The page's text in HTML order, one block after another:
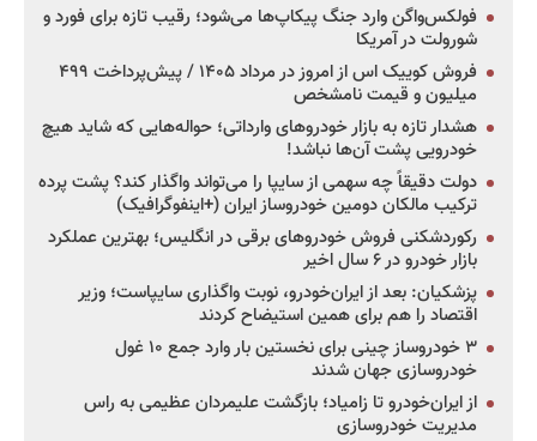
فولکس‌واگن وارد جنگ پیکاپ‌ها می‌شود؛ رقیب تازه برای فورد و
شورولت در آمریکا
فروش کوییک اس از امروز در مرداد ۱۴۰۵ / پیش‌پرداخت ۴۹۹
میلیون و قیمت نامشخص
هشدار تازه به بازار خودروهای وارداتی؛ حواله‌هایی که شاید هیچ
خودرویی پشت آن‌ها نباشد!
دولت دقیقاً چه سهمی از سایپا را می‌تواند واگذار کند؟ پشت پرده
ترکیب مالکان دومین خودروساز ایران (+اینفوگرافیک)
رکوردشکنی فروش خودروهای برقی در انگلیس؛ بهترین عملکرد
بازار خودرو در ۶ سال اخیر
پزشکیان: بعد از ایران‌خودرو، نوبت واگذاری سایپاست؛ وزیر
اقتصاد را هم برای همین استیضاح کردند
۳ خودروساز چینی برای نخستین بار وارد جمع ۱۰ غول
خودروسازی جهان شدند
از ایران‌خودرو تا زامیاد؛ بازگشت علیمردان عظیمی به راس
مدیریت خودروسازی